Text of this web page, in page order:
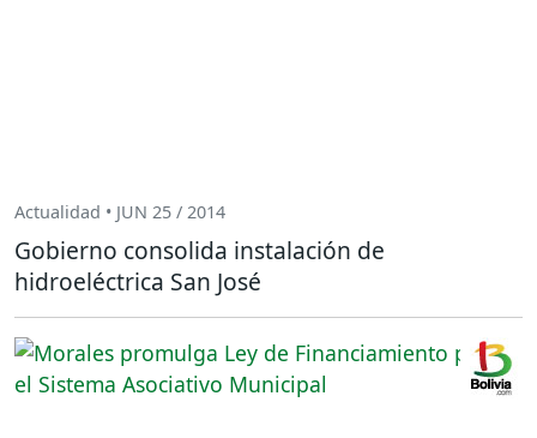
Actualidad • JUN 25 / 2014
Gobierno consolida instalación de
hidroeléctrica San José